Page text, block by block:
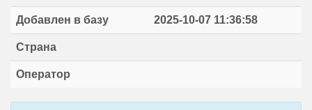
Добавлен в базу 2025-10-07 11:36:58
Страна
Оператор